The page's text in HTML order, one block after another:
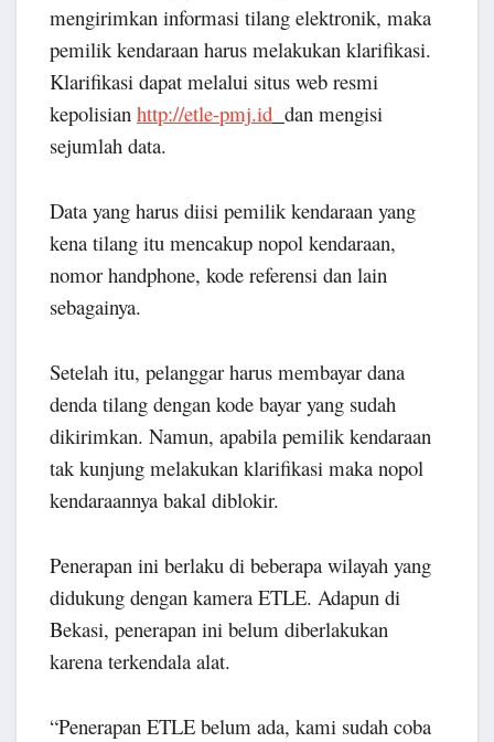
mengirimkan informasi tilang elektronik, maka
pemilik kendaraan harus melakukan klarifikasi.
Klarifikasi dapat melalui situs web resmi
kepolisian http://etle-pmj.id dan mengisi
sejumlah data.
Data yang harus diisi pemilik kendaraan yang
kena tilang itu mencakup nopol kendaraan,
nomor handphone, kode referensi dan lain
sebagainya.
Setelah itu, pelanggar harus membayar dana
denda tilang dengan kode bayar yang sudah
dikirimkan. Namun, apabila pemilik kendaraan
tak kunjung melakukan klarifikasi maka nopol
kendaraannya bakal diblokir.
Penerapan ini berlaku di beberapa wilayah yang
didukung dengan kamera ETLE. Adapun di
Bekasi, penerapan ini belum diberlakukan
karena terkendala alat.
“Penerapan ETLE belum ada, kami sudah coba